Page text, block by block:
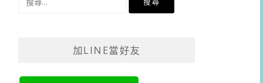
加LINE當好友